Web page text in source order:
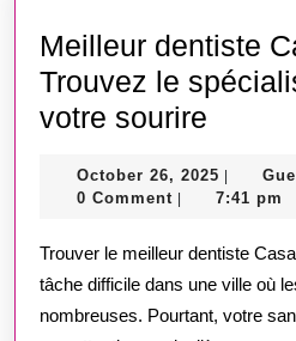
Meilleur dentiste
Trouvez le
votre sourire
le
October 26, 2025 October
26,
|
0 Comment | 7:41 pm
Trouver le meilleur dentiste
tâche difficile dans une ville où
nombreuses. Pourtant, votre